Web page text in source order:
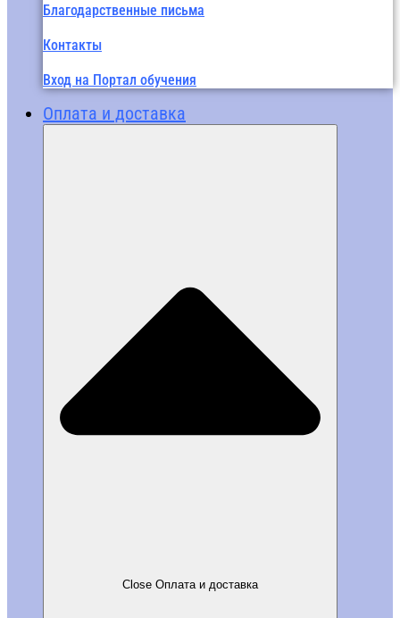
Благодарственные письма
Контакты
Вход на Портал обучения
Оплата и доставка
Close Оплата и доставка